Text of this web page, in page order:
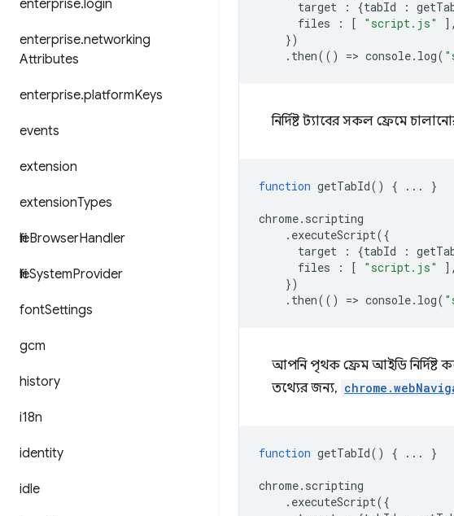
enterprise.login
enterprise.networking
Attributes
enterprise.platformKeys
events
extension
extensionTypes
fileBrowserHandler
fileSystemProvider
fontSettings
gcm
history
i18n
identity
idle
target
: {tabId :
files
: [ "script.js"
],
})
. then(() => console. log(
নির্দিষ্ট ট্যাবের সকল ফ্রেমে
function getTabId() { ... }
chrome. scripting
. executeScript({
target
: {tabId :
files
: [ "script.js"
],
})
. then(() => console. log(
আপনি পৃথক ফ্রেম আইডি নির্দিষ্ট
তথ্যের জন্য,
function getTabId() { ... }
chrome. scripting
. executeScript({